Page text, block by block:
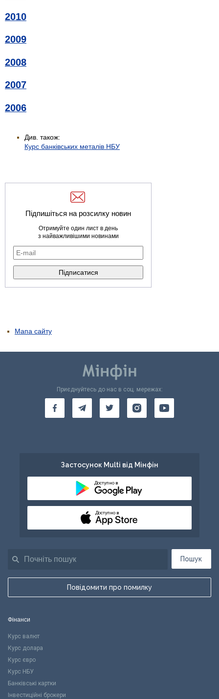
2010
2009
2008
2007
2006
Див. також:
Курс банківських металів НБУ
Підпишіться на розсилку новин
Отримуйте один лист в день
з найважливішими новинами
Мапа сайту
Пошук
Повідомити про помилку
Приєднуйтесь до нас в соц. мережах:
Застосунок Multi від Мінфін
Доступно в
Доступно в
Фінанси
Курс валют
Курс долара
Курс євро
Курс НБУ
Банківські картки
Інвестиційні брокери